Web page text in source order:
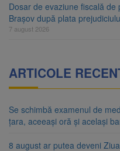
Dosar de evaziune fiscală
Brașov după plata
7 august 2026
ARTICOLE
Se schimbă examenul de
țara, aceeași oră și același
8 august ar putea deveni